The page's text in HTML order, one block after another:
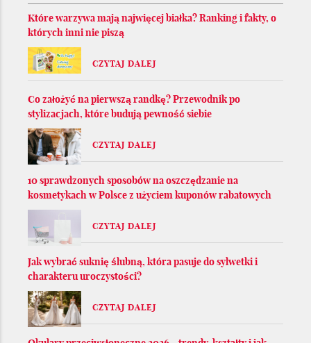
CZYTAJ DALEJ
Które warzywa mają najwięcej białka? Ranking i fakty, o
których inni nie piszą
CZYTAJ DALEJ
Co założyć na pierwszą randkę? Przewodnik po
stylizacjach, które budują pewność siebie
CZYTAJ DALEJ
10 sprawdzonych sposobów na oszczędzanie na
kosmetykach w Polsce z użyciem kuponów rabatowych
CZYTAJ DALEJ
Jak wybrać suknię ślubną, która pasuje do sylwetki i
charakteru uroczystości?
CZYTAJ DALEJ